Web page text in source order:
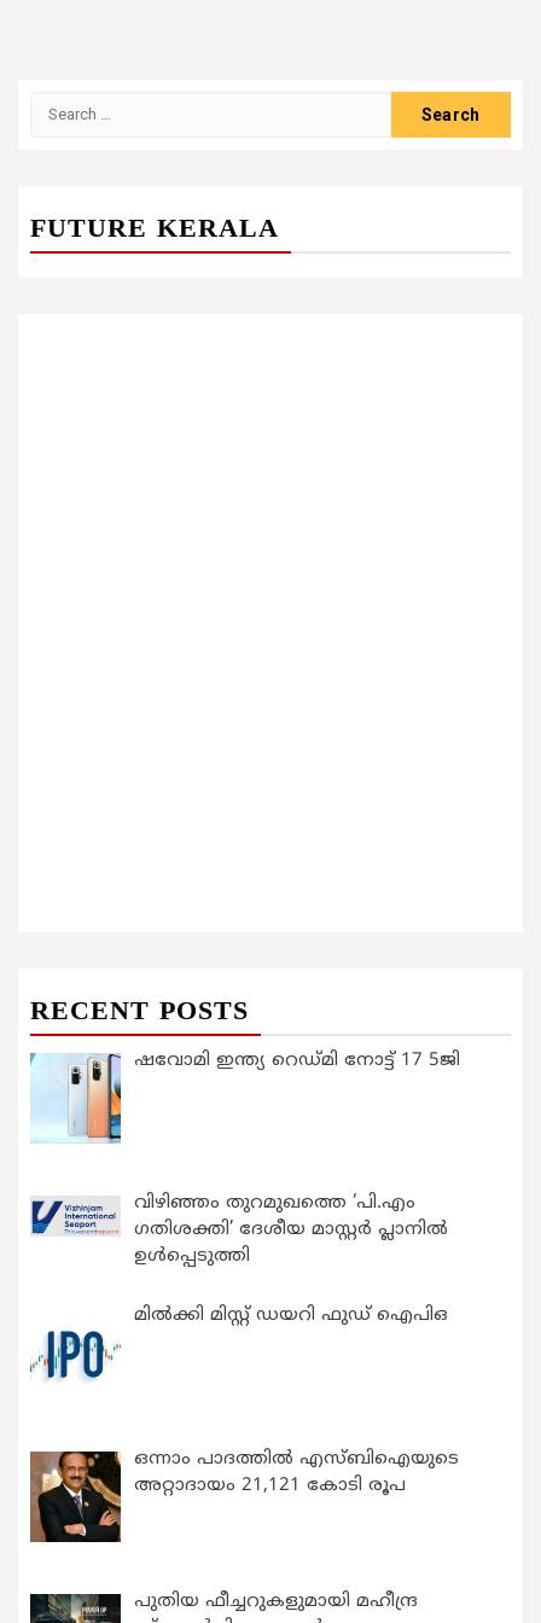
FUTURE KERALA
RECENT POSTS
ഷവോമി ഇന്ത്യ റെഡ്മി നോട്ട് 17 5ജി
വിഴിഞ്ഞം തുറമുഖത്തെ ‘പി.എം
ഗതിശക്തി’ ദേശീയ മാസ്റ്റർ പ്ലാനിൽ
ഉൾപ്പെടുത്തി
മിൽക്കി മിസ്റ്റ് ഡയറി ഫുഡ് ഐപിഒ
ഒന്നാം പാദത്തിൽ എസ്ബിഐയുടെ
അറ്റാദായം 21,121 കോടി രൂപ
പുതിയ ഫീച്ചറുകളുമായി മഹീന്ദ്ര